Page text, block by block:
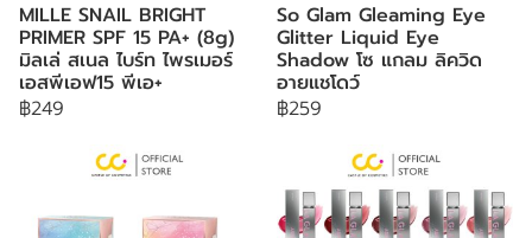
MILLE SNAIL BRIGHT
PRIMER SPF 15 PA+ (8g)
มิลเล่ สเนล ไบร์ท ไพรเมอร์
เอสพีเอฟ15 พีเอ+
฿249
So Glam Gleaming Eye
Glitter Liquid Eye
Shadow โซ แกลม ลิควิด
อายแชโดว์
฿259